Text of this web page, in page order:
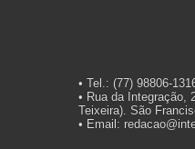
• Tel.: (77) 98806-
• Rua da Integração,
Teixeira). São
• Email: